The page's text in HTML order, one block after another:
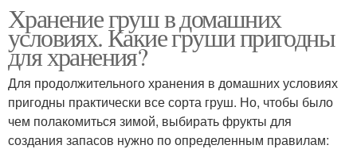
Хранение груш в домашних
условиях. Какие груши пригодны
для хранения?
Для продолжительного хранения в домашних условиях
пригодны практически все сорта груш. Но, чтобы было
чем полакомиться зимой, выбирать фрукты для
создания запасов нужно по определенным правилам: